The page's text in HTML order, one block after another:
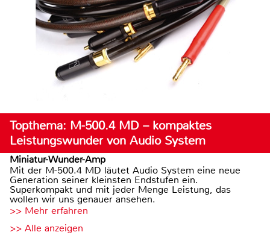
Topthema: M-500.4 MD – kompaktes
Leistungswunder von Audio System
Miniatur-Wunder-Amp
Mit der M-500.4 MD läutet Audio System eine neue
Generation seiner kleinsten Endstufen ein.
Superkompakt und mit jeder Menge Leistung, das
wollen wir uns genauer ansehen.
>> Mehr erfahren
>> Alle anzeigen